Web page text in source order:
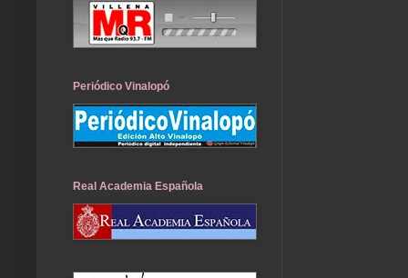
Periódico Vinalopó
Real Academia Española